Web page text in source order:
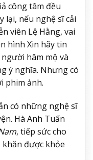
công tâm đều
lại, nếu nghệ sĩ cải
viên Lệ Hằng, vai
hình Xin hãy tin
hâm mộ và
ý nghĩa. Nhưng có
phim ảnh.
có những nghệ sĩ
Hà Anh Tuấn
, tiếp sức cho
được khỏe